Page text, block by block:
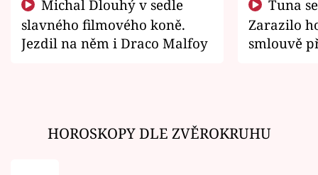
slavného filmového koně.
Jezdil na něm i Draco Malfoy
Zarazilo
smlouvě
HOROSKOPY DLE ZVĚROKRUHU